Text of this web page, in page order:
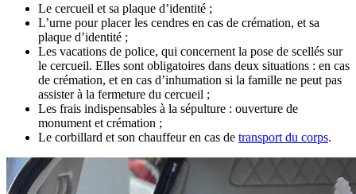
Le cercueil et sa plaque d’identité ;
L’urne pour placer les cendres en cas de crémation, et sa
plaque d’identité ;
Les vacations de police, qui concernent la pose de scellés sur
le cercueil. Elles sont obligatoires dans deux situations : en cas
de crémation, et en cas d’inhumation si la famille ne peut pas
assister à la fermeture du cercueil ;
Les frais indispensables à la sépulture : ouverture de
monument et crémation ;
Le corbillard et son chauffeur en cas de transport du corps.